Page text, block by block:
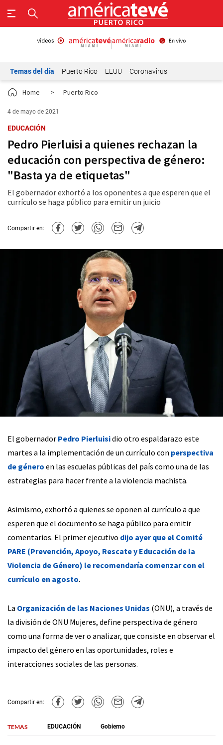
Temas del día Puerto Rico EEUU Coronavirus
Home > Puerto Rico
4 de mayo de 2021
EDUCACIÓN
Pedro Pierluisi a quienes rechazan la
educación con perspectiva de género:
"Basta ya de etiquetas"
El gobernador exhortó a los oponentes a que esperen que el
currículo se haga público para emitir un juicio
Compartir en:
El gobernador Pedro Pierluisidio otro espaldarazo este
martes a la implementación de un currículo con perspectiva
de género en las escuelas públicas del país como una de las
estrategias para hacer frente a la violencia machista.
Asimismo, exhortó a quienes se oponen al currículo a que
esperen que el documento se haga público para emitir
comentarios. El primer ejecutivo dijo ayer que el Comité
PARE (Prevención, Apoyo, Rescate y Educación de la
Violencia de Género) le recomendaría comenzar con el
currículo en agosto.
La Organización de las Naciones Unidas (ONU), a través de
la división de ONU Mujeres, define perspectiva de género
como una forma de ver o analizar, que consiste en observar el
impacto del género en las oportunidades, roles e
interacciones sociales de las personas.
Compartir en:
TEMAS EDUCACIÓN Gobierno